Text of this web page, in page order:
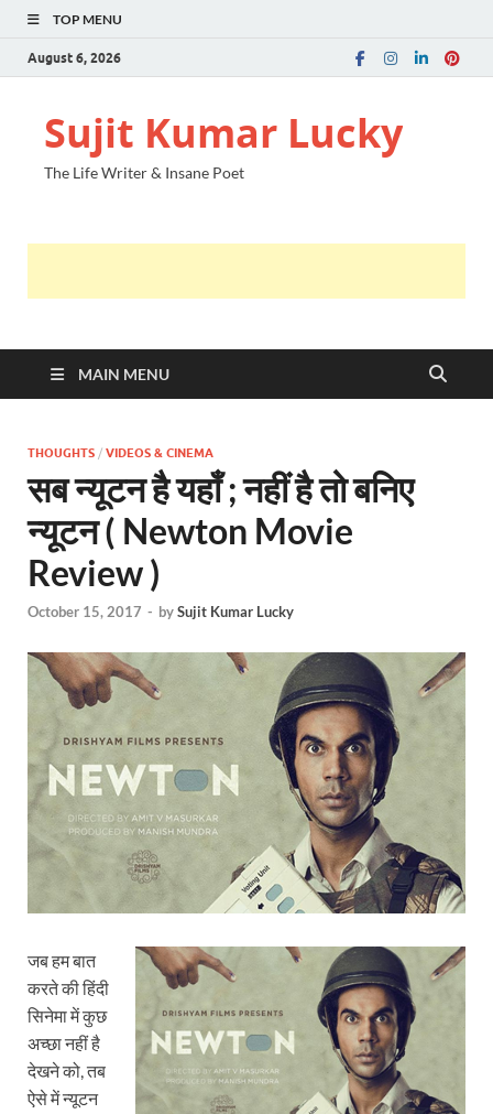
TOP MENU
August 6, 2026
Sujit Kumar Lucky
The Life Writer & Insane Poet
MAIN MENU
THOUGHTS / VIDEOS & CINEMA
सब न्यूटन है यहाँ ; नहीं है तो बनिए
न्यूटन ( Newton Movie
Review )
October 15, 2017 - bySujit Kumar Lucky
जब हम बात
करते की हिंदी
सिनेमा में कुछ
अच्छा नहीं है
देखने को, तब
ऐसे में न्यूटन